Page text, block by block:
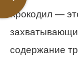
Крокодил —
содержание